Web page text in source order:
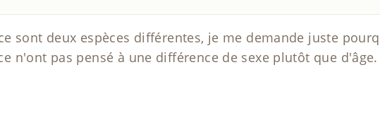
sont deux espèces différentes, je me demande juste
n'ont pas pensé à une différence de sexe plutôt que d'âge.